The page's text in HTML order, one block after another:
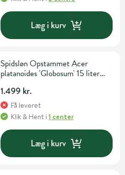
Læg i kurv
Spidsløn Opstammet Acer
platanoides 'Globosum' 15 liter
1.499 kr.
Få leveret
Klik & Hent i1 center
Læg i kurv